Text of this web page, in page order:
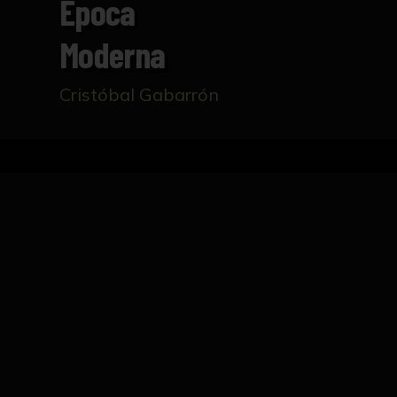
Época
Moderna
Cristóbal Gabarrón